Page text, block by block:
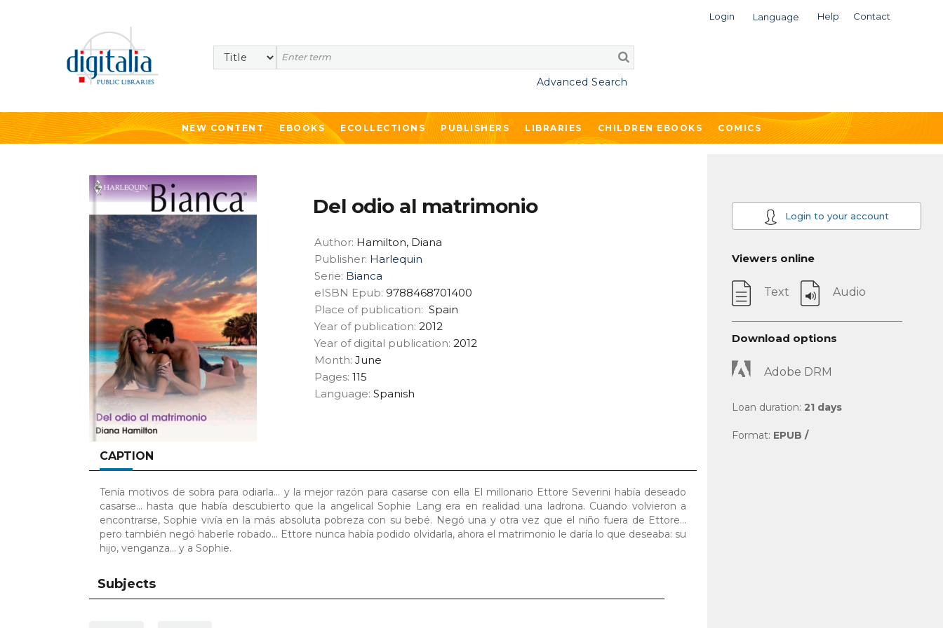
Login Language Help Contact
Search
Advanced Search
NEW CONTENT EBOOKS ECOLLECTIONS PUBLISHERS LIBRARIES CHILDREN EBOOKS COMICS
Del odio al matrimonio
Author: Hamilton, Diana
Publisher: Harlequin
Serie: Bianca
eISBN Epub: 9788468701400
Place of publication: Spain
Year of publication: 2012
Year of digital publication: 2012
Month: June
Pages: 115
Language: Spanish
CAPTION
Tenía motivos de sobra para odiarla... y la mejor razón para casarse con ella El millonario Ettore Severini había deseado
casarse... hasta que había descubierto que la angelical Sophie Lang era en realidad una ladrona. Cuando volvieron a
encontrarse, Sophie vivía en la más absoluta pobreza con su bebé. Negó una y otra vez que el niño fuera de Ettore...
pero también negó haberle robado... Ettore nunca había podido olvidarla, ahora el matrimonio le daría lo que deseaba: su
hijo, venganza... y a Sophie.
Subjects
Login to your account
Viewers online
Text Audio
Download options
Adobe DRM
Loan duration: 21 days
Format: EPUB /